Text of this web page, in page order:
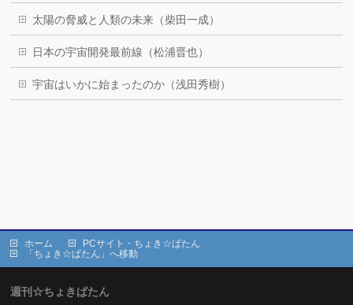
太陽の脅威と人類の未来（柴田一成）
日本の宇宙開発最前線（松浦晋也）
宇宙はいかに始まったのか（浅田秀樹）
ホーム
PCサイト・ちょき☆ぱたん
「ちょき☆ぱたん」へ移動
週刊☆ちょきぱたん